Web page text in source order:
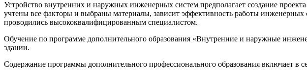
Устройство внутренних и наружных инженерных систем предполагает создание
учтены все факторы и выбраны материалы, зависит эффективность работы
проводились высококвалифицированным специалистом.
Обучение по программе дополнительного образования «Внутренние и наружные
здании.
Содержание программы дополнительного профессионального образования включает в